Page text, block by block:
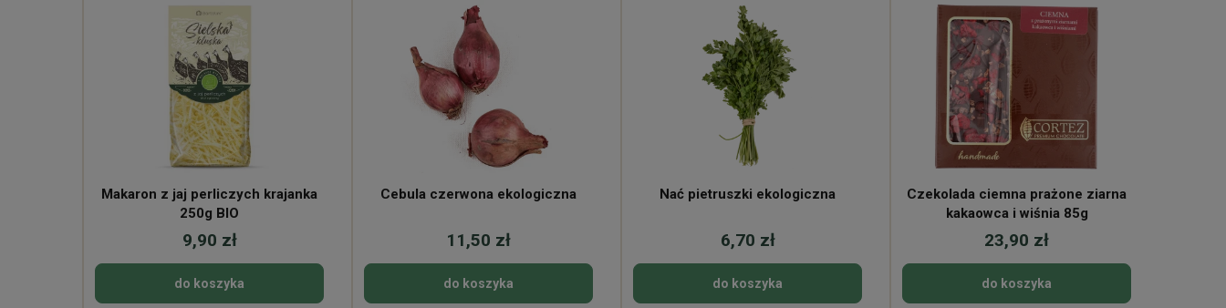
Makaron z jaj perliczych krajanka
250g BIO
9,90 zł
do koszyka
Cebula czerwona ekologiczna
11,50 zł
do koszyka
Nać pietruszki ekologiczna
6,70 zł
do koszyka
Czekolada ciemna prażone ziarna
kakaowca i wiśnia 85g
23,90 zł
do koszyka